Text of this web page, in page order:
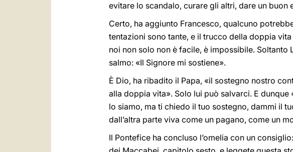
evitare lo scandalo, curare gli altri, dare un buon
Certo, ha aggiunto Francesco, qualcuno
tentazioni sono tante, e il trucco della doppia
noi non solo non è facile, è impossibile.
salmo: «Il Signore mi sostiene».
È Dio, ha ribadito il Papa, «il sostegno nostro
alla doppia vita». Solo lui può salvarci. E
lo siamo, ma ti chiedo il tuo sostegno, dammi il
dall’altra parte viva come un pagano, come un
Il Pontefice ha concluso l’omelia con un